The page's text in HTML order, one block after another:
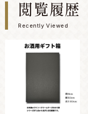
閲覧履歴
Recently Viewed